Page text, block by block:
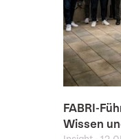
FABRI-
Wissen